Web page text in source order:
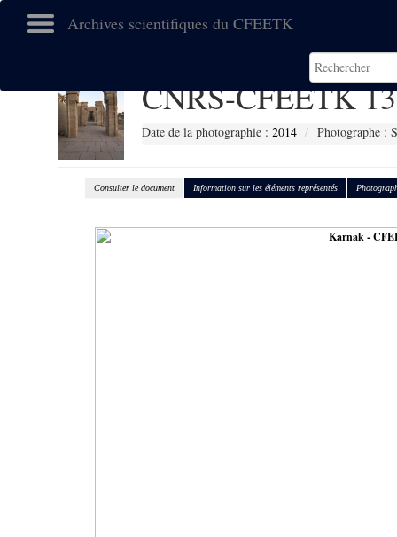
Archives scientifiques du CFEETK
CNRS-CFEETK
Date de la photographie : 2014 Photographe :
Consulter le document Information sur les éléments représentés